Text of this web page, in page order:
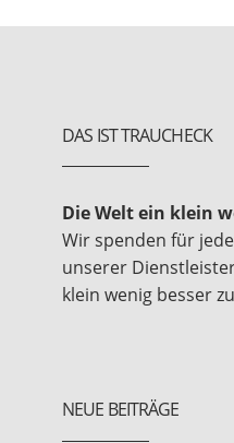
DAS IST TRAUCHECK
Die Welt ein klein
Wir spenden für
unserer
klein wenig besser
NEUE BEITRÄGE